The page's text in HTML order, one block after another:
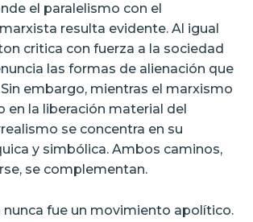
el paralelismo con el
resulta evidente. Al igual
critica con fuerza a la sociedad
las formas de alienación que
embargo, mientras el marxismo
en la liberación material del
se concentra en su
y simbólica. Ambos caminos,
se complementan.
nunca fue un movimiento apolítico.